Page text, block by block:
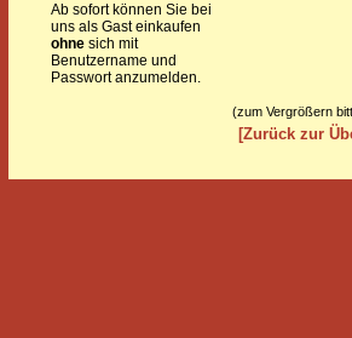
Ab sofort können Sie bei
uns als Gast einkaufen
ohne sich mit
Benutzername und
Passwort anzumelden.
(zum Vergrößern
[Zurück zur